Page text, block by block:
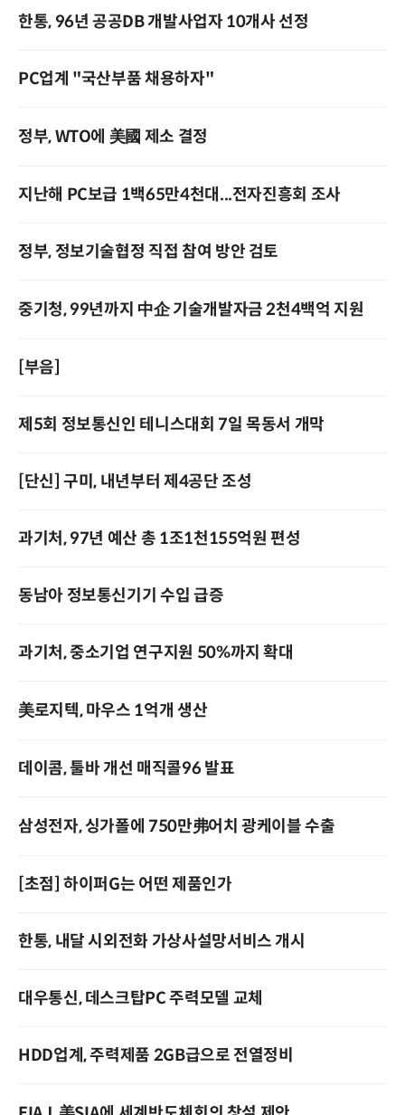
한통, 96년 공공DB 개발사업자 10개사 선정
PC업계 "국산부품 채용하자"
정부, WTO에 美國 제소 결정
지난해 PC보급 1백65만4천대...전자진흥회 조사
정부, 정보기술협정 직접 참여 방안 검토
중기청, 99년까지 中企 기술개발자금 2천4백억 지원
[부음]
제5회 정보통신인 테니스대회 7일 목동서 개막
[단신] 구미, 내년부터 제4공단 조성
과기처, 97년 예산 총 1조1천155억원 편성
동남아 정보통신기기 수입 급증
과기처, 중소기업 연구지원 50%까지 확대
美로지텍, 마우스 1억개 생산
데이콤, 툴바 개선 매직콜96 발표
삼성전자, 싱가폴에 750만弗어치 광케이블 수출
[초점] 하이퍼G는 어떤 제품인가
한통, 내달 시외전화 가상사설망서비스 개시
대우통신, 데스크탑PC 주력모델 교체
HDD업계, 주력제품 2GB급으로 전열정비